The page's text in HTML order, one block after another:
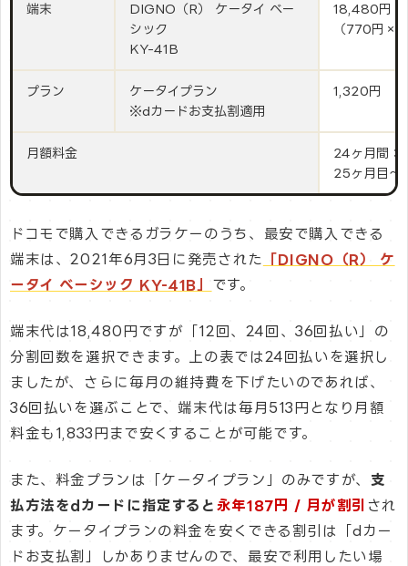
端末
DIGNO（R） ケータイ ベー
シック
KY-41B
18,480円
（770円
プラン
ケータイプラン
※dカードお支払割適用
1,320円
月額料金
24ヶ月間：
25ヶ月目～
ドコモで購入できるガラケーのうち、最安で購入できる
端末は、2021年6月3日に発売された
「DIGNO（R） ケ
ータイ ベーシック KY-41B」 です。
端末代は18,480円ですが「12回、24回、36回払い」の
分割回数を選択できます。上の表では24回払いを選択し
ましたが、さらに毎月の維持費を下げたいのであれば、
36回払いを選ぶことで、端末代は毎月513円となり月額
料金も1,833円まで安くすることが可能です。
また、料金プランは「ケータイプラン」のみですが、 支
払方法をdカードに指定すると 永年187円 / 月が割引 され
ます。ケータイプランの料金を安くできる割引は「dカー
ドお支払割」しかありませんので、最安で利用したい場